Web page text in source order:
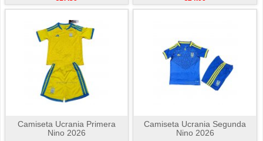
Camiseta Ucrania Primera
Nino 2026
Camiseta Ucrania Segunda
Nino 2026